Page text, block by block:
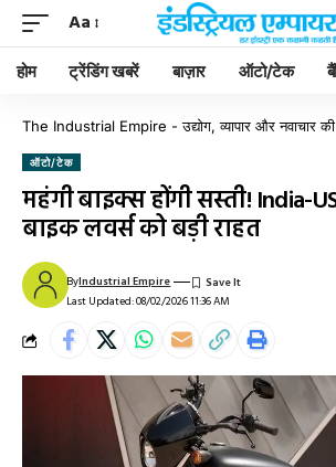
Aa
होम ट्रेंडिंग खबरें बाज़ार ऑटो/टेक
ऑटो/टेक
महंगी बाइक्स होंगी सस्ती! India-
बाइक लवर्स को बड़ी राहत
Last Updated: 08/02/2026 11:36 AM
ByIndustrial Empire